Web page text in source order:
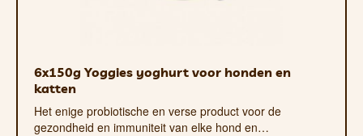
6x150g Yoggies yoghurt voor honden en
katten
Het enige probiotische en verse product voor de
gezondheid en immuniteit van elke hond en…